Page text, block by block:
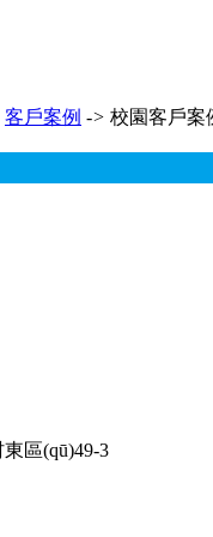
客戶案例 -> 校園客戶案
區(qū)49-3